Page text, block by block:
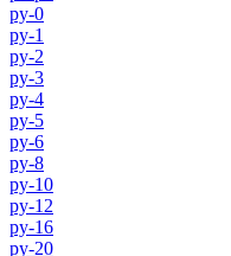
py-0
py-1
py-2
py-3
py-4
py-5
py-6
py-8
py-10
py-12
py-16
py-20